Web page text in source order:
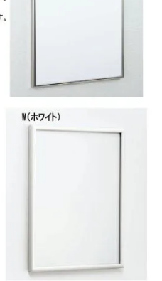
(平日9:00～18:00)